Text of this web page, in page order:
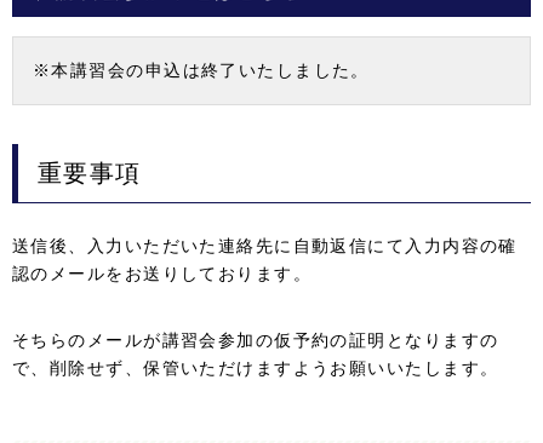
※本講習会の申込は終了いたしました。
重要事項
送信後、入力いただいた連絡先に自動返信にて入力内容の確
認のメールをお送りしております。
そちらのメールが講習会参加の仮予約の証明となりますの
で、削除せず、保管いただけますようお願いいたします。